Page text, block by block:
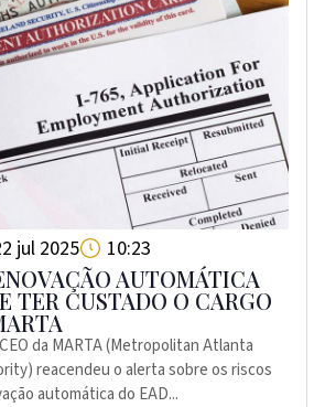
jul 2025 10:23
AUTOMÁTICA
TER CUSTADO O CARGO
da MARTA (Metropolitan Atlanta
reacendeu o alerta sobre os riscos
automática do EAD...